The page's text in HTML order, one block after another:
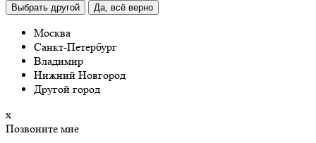
Выбрать другой Да, всё верно
Москва
Санкт-Петербург
Владимир
Нижний Новгород
Другой город
х
Позвоните мне